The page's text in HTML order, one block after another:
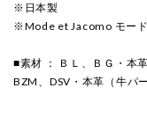
※日本製
※Mode et Jacomo モー
■素材 ： ＢＬ、ＢＧ・本
BZM、DSV・本革（牛パ